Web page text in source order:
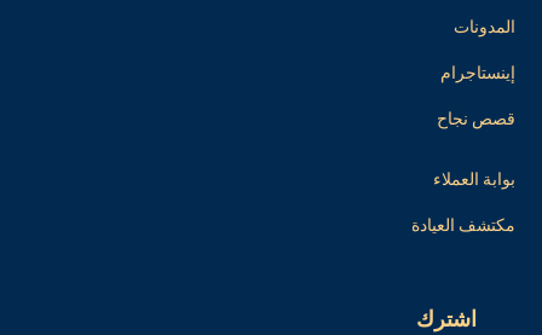
المدونات
إينستاجرام
قصص نجاح
بوابة العملاء
مكتشف العيادة
اشترك